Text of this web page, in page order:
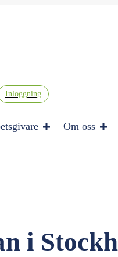
Inloggning
Om oss
i